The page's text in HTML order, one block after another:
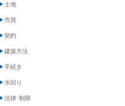
土地
売買
契約
建築方法
手続き
水回り
法律･制限